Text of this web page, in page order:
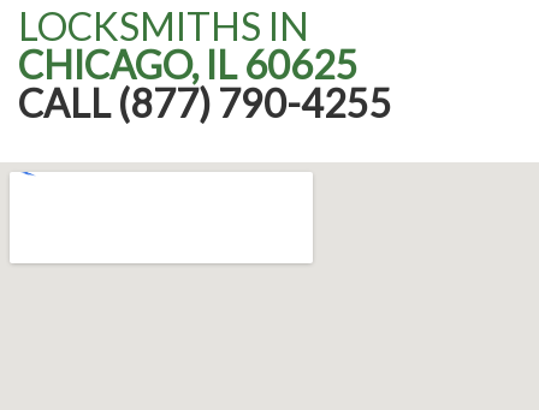
LOCKSMITHS IN
CHICAGO, IL 60625
CALL (877) 790-4255